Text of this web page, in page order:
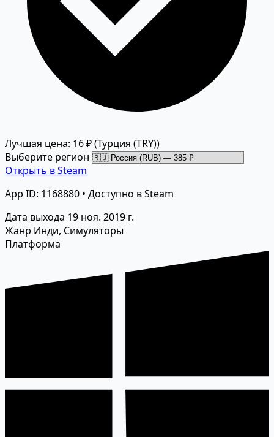
Лучшая цена: 16 ₽(Турция (TRY))
Выберите регион
Открыть в Steam
App ID: 1168880 • Доступно в Steam
Дата выхода 19 ноя. 2019 г.
Жанр Инди, Симуляторы
Платформа